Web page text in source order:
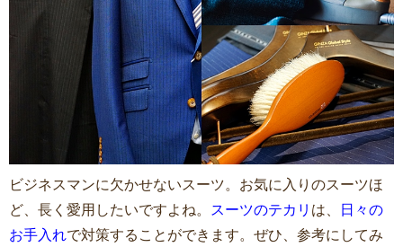
ビジネスマンに欠かせないスーツ。お気に入りのスーツほ
ど、長く愛用したいですよね。 スーツのテカリ は、
日々の
お手入れで対策することができます。ぜひ、参考にしてみ